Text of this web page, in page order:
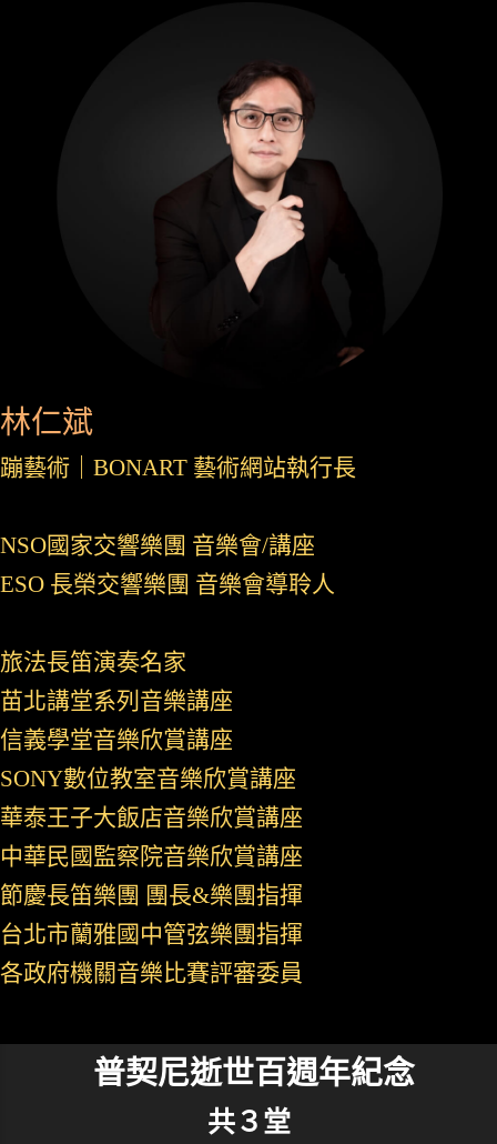
林仁斌
蹦藝術｜BONART 藝術網站執行長
NSO國家交響樂團 音樂會/講座
ESO 長榮交響樂團 音樂會導聆人
旅法長笛演奏名家
苗北講堂系列音樂講座
信義學堂音樂欣賞講座
SONY數位教室音樂欣賞講座
華泰王子大飯店音樂欣賞講座
中華民國監察院音樂欣賞講座
節慶長笛樂團 團長&樂團指揮
台北市蘭雅國中管弦樂團指揮
各政府機關音樂比賽評審委員
普契尼逝世百週年紀念
共３堂